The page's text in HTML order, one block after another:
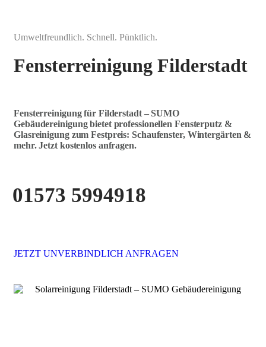
Umweltfreundlich. Schnell. Pünktlich.
Fensterreinigung Filderstadt
Fensterreinigung für Filderstadt – SUMO
Gebäudereinigung bietet professionellen Fensterputz &
Glasreinigung zum Festpreis: Schaufenster, Wintergärten &
mehr. Jetzt kostenlos anfragen.
01573 5994918
JETZT UNVERBINDLICH ANFRAGEN